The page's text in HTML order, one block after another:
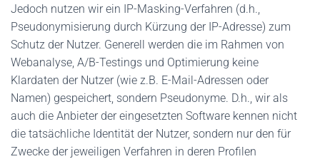
Jedoch nutzen wir ein IP-Masking-Verfahren (d.h.,
Pseudonymisierung durch Kürzung der IP-Adresse) zum
Schutz der Nutzer. Generell werden die im Rahmen von
Webanalyse, A/B-Testings und Optimierung keine
Klardaten der Nutzer (wie z.B. E-Mail-Adressen oder
Namen) gespeichert, sondern Pseudonyme. D.h., wir als
auch die Anbieter der eingesetzten Software kennen nicht
die tatsächliche Identität der Nutzer, sondern nur den für
Zwecke der jeweiligen Verfahren in deren Profilen